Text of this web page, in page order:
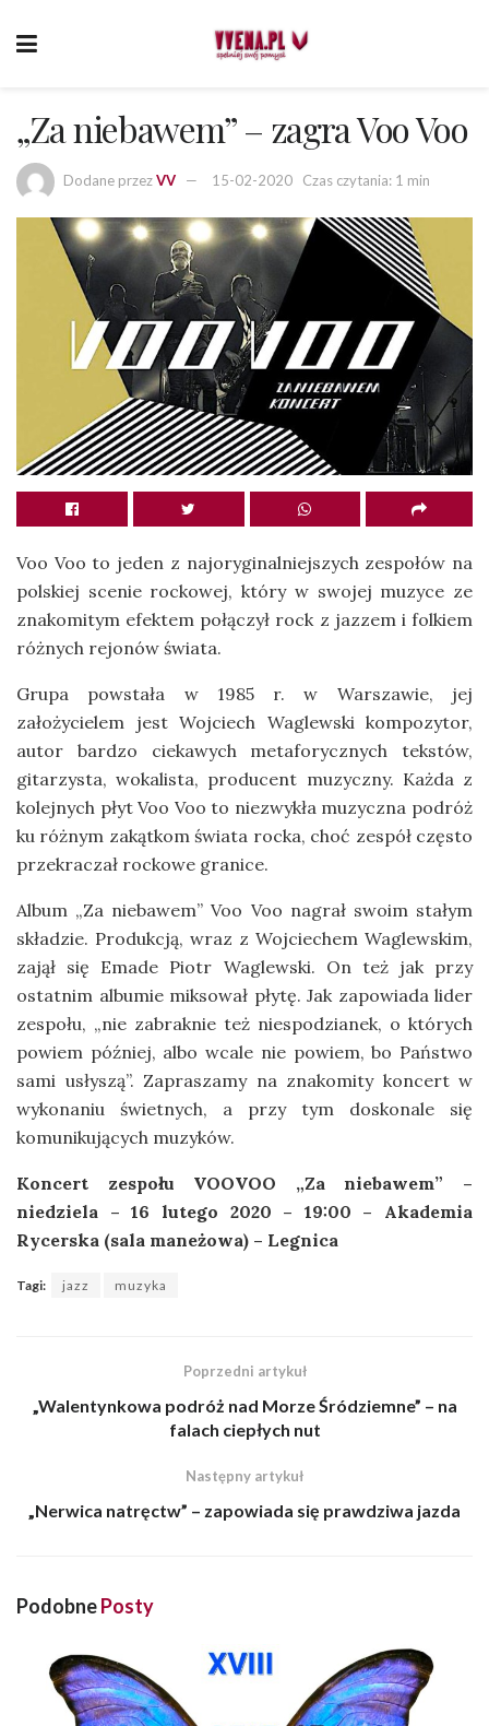
„Za niebawem” – zagra Voo Voo
Dodane przezVV 15-02-2020 Czas czytania: 1 min
Voo Voo to jeden z najoryginalniejszych zespołów na
polskiej scenie rockowej, który w swojej muzyce ze
znakomitym efektem połączył rock z jazzem i folkiem
różnych rejonów świata.
Grupa powstała w 1985 r. w Warszawie, jej
założycielem jest Wojciech Waglewski kompozytor,
autor bardzo ciekawych metaforycznych tekstów,
gitarzysta, wokalista, producent muzyczny. Każda z
kolejnych płyt Voo Voo to niezwykła muzyczna podróż
ku różnym zakątkom świata rocka, choć zespół często
przekraczał rockowe granice.
Album „Za niebawem” Voo Voo nagrał swoim stałym
składzie. Produkcją, wraz z Wojciechem Waglewskim,
zajął się Emade Piotr Waglewski. On też jak przy
ostatnim albumie miksował płytę. Jak zapowiada lider
zespołu, „nie zabraknie też niespodzianek, o których
powiem później, albo wcale nie powiem, bo Państwo
sami usłyszą”. Zapraszamy na znakomity koncert w
wykonaniu świetnych, a przy tym doskonale się
komunikujących muzyków.
Koncert zespołu VOOVOO „Za niebawem” –
niedziela – 16 lutego 2020 – 19:00 – Akademia
Rycerska (sala maneżowa) – Legnica
Tagi: jazz muzyka
Poprzedni artykuł
„Walentynkowa podróż nad Morze Śródziemne” – na
falach ciepłych nut
Następny artykuł
„Nerwica natręctw” – zapowiada się prawdziwa jazda
PodobnePosty